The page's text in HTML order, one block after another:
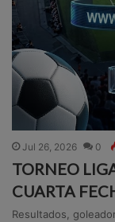
Jul 26, 2026 0
TORNEO
CUARTA
Resultados,